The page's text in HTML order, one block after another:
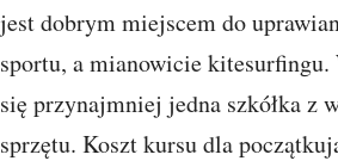
jest dobrym miejscem do
sportu, a mianowicie
się przynajmniej jedna szkółka z
sprzętu. Koszt kursu dla